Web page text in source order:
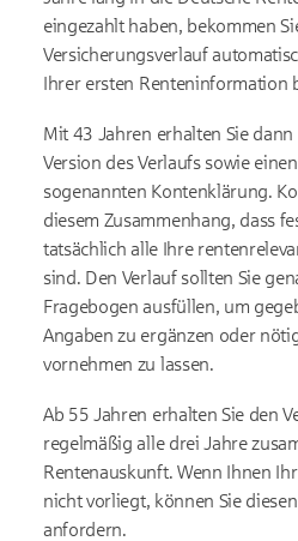
eingezahlt haben, bekommen
Versicherungsverlauf
Ihrer ersten Renteninformation
Mit 43 Jahren erhalten Sie
Version des Verlaufs sowie
sogenannten Kontenklärung.
diesem Zusammenhang, dass
tatsächlich alle Ihre
sind. Den Verlauf sollten Sie
Fragebogen ausfüllen, um
Angaben zu ergänzen oder
vornehmen zu lassen.
Ab 55 Jahren erhalten Sie den
regelmäßig alle drei Jahre
Rentenauskunft. Wenn Ihnen
nicht vorliegt, können Sie
anfordern.